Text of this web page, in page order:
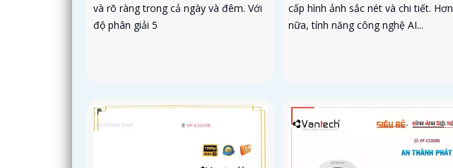
và rõ ràng trong cả ngày và đêm. Với
độ phân giải 5
cấp hình ảnh sắc nét và chi tiết. Hơn
nữa, tính năng công nghệ AI...